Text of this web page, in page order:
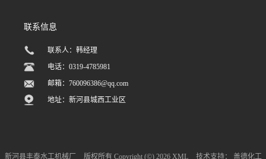
联系信息
联系人：韩经理
电话：0319-4785981
邮箱：760096386@qq.com
地址：新河县城西工业区
新河县丰泰水工机械厂 版权所有 Copyright (©) 2026 XML 技术支持： 盖德化工